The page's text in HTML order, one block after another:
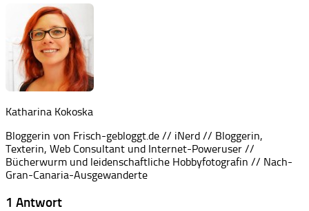
Katharina Kokoska
Bloggerin von Frisch-gebloggt.de // iNerd // Bloggerin,
Texterin, Web Consultant und Internet-Poweruser //
Bücherwurm und leidenschaftliche Hobbyfotografin // Nach-
Gran-Canaria-Ausgewanderte
1 Antwort